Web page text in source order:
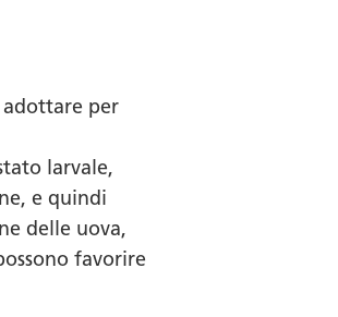
adottare per
larvale,
e quindi
delle uova,
favorire